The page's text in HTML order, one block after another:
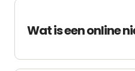
Wat is een online